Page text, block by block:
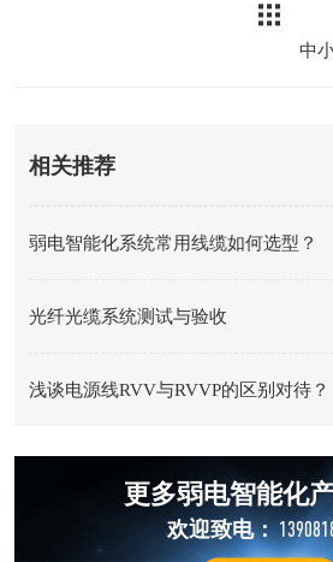
中
相关推荐
弱电智能化系统常用线缆如何选型？
光纤光缆系统测试与验收
浅谈电源线RVV与RVVP的区别对待？
更多弱电智能化
欢迎致电：